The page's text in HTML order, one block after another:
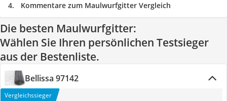
Kommentare zum Maulwurfgitter Vergleich
Die besten Maulwurfgitter:
Wählen Sie Ihren persönlichen Testsieger
aus der Bestenliste.
Bellissa 97142
Vergleichssieger